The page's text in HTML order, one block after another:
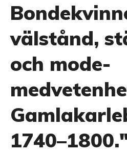
välstånd,
och mode­